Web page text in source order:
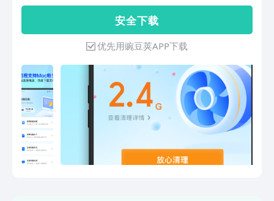
【智能整牙】一键美白牙齿，自动整齐，
完美露齿，无惧微笑！【肤色美白】一键
冷白皮，仿若全身粉底液，热门肤色随心
选！【自动祛皱】熨斗级祛皱，抬头纹、
际线生成仿若天生，多款刘海随意切换。
【面部重塑】神奇的捏脸术，哪里不满意
捏哪里，仙女的颜360°无死角~【瘦脸瘦
身】手指一推，想瘦哪里瘦哪里！完美比
例推出来！【增高塑形】天鹅颈、直角
妆】自然服帖的精致妆容，刚起床也能美
美自拍！===个性美图 晒出你的范儿
要电话，放心挂断骚扰电话【清理加速】
清理加速能力升级，释放空间告别卡慢
【微信清理】个性清理微信缓存，保证微
信安全运行---贴心守护---【病毒查杀】安
全防护全新升级，软件云查风险提醒【隐
私保险箱】个性化守护的您的个人隐私
【安全可靠】病毒、系统、充电检测360
度安全护航
安 全 下 载
优先用豌豆荚APP下载